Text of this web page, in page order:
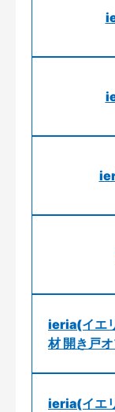
ieria(イエ
材 開き戸
ieria(イエ